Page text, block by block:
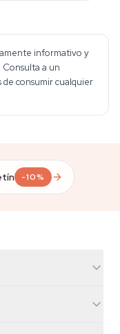
informativo y
a un
consumir cualquier
-10%